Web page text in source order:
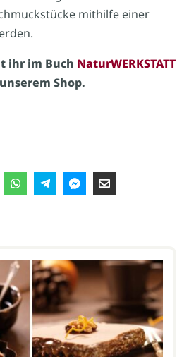
mithilfe einer
ihr im Buch NaturWERKSTATT
Shop.